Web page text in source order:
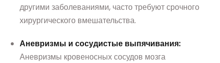
другими заболеваниями, часто требуют срочного
хирургического вмешательства.
Аневризмы и сосудистые выпячивания:
Аневризмы кровеносных сосудов мозга